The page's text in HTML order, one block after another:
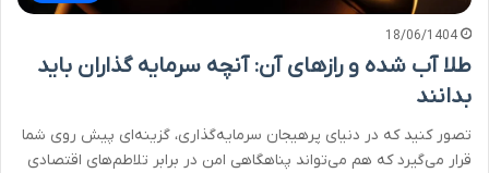
18/06/1404
طلا آب شده و رازهای آن: آنچه سرمایه گذاران باید
بدانند
تصور کنید که در دنیای پرهیجان سرمایه‌گذاری، گزینه‌ای پیش روی شما
قرار می‌گیرد که هم می‌تواند پناهگاهی امن در برابر تلاطم‌های اقتصادی